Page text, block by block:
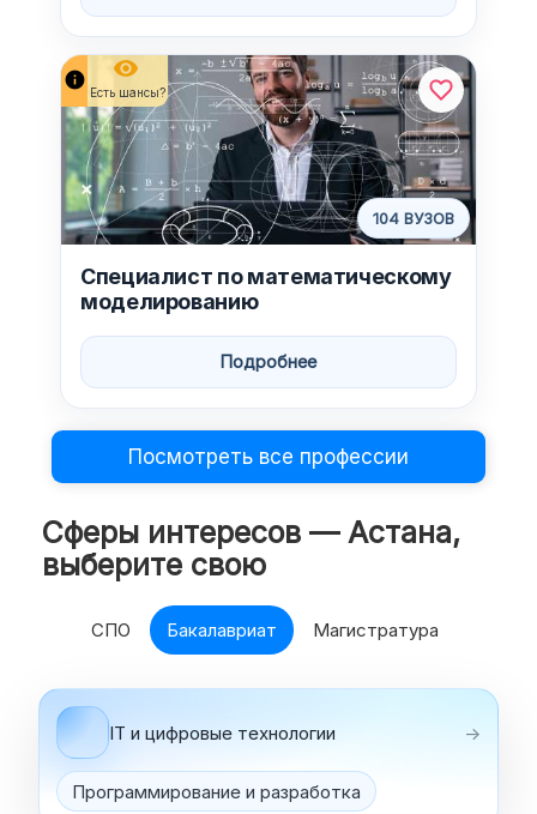
info remove_red_eye
Есть шансы?
104 ВУЗОВ
Специалист по математическому
моделированию
Подробнее
Посмотреть все профессии
Сферы интересов — Астана,
выберите свою
СПО Бакалавриат Магистратура
IT и цифровые технологии →
Программирование и разработка